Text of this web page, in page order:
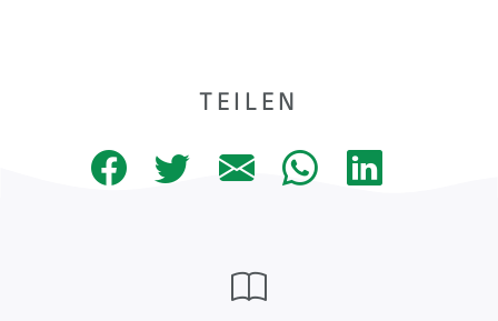
TEILEN